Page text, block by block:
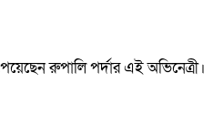
রুপালি পর্দার এই অভিনেত্রী।